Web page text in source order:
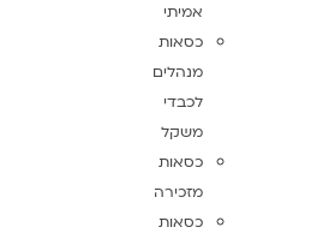
אמיתי
כסאות
מנהלים
לכבדי
משקל
כסאות
מזכירה
כסאות